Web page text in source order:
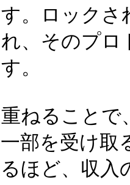
。ロック
れ、そのプ
。
ねること
部を受け取
ほど、収